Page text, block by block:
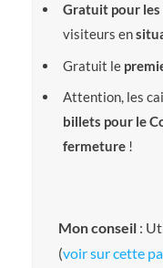
Gratuit pour les
visiteurs en
Gratuit le
Attention, les
billets pour le
fermeture !
Mon conseil :
(voir sur cette